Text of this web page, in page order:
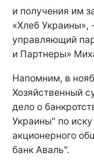
и получения им
«Хлеб Украины»,
управляющий
и Партнеры»
Напомним, в
Хозяйственный
дело о
Украины" по
акционерного
банк Аваль".